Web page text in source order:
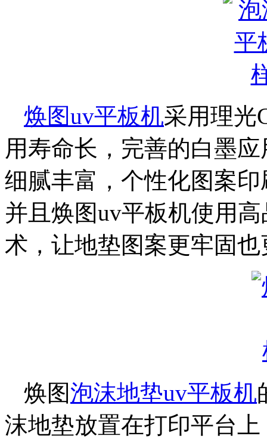
焕图uv平板机采用理光
用寿命长，完善的白墨
细腻丰富，个性化图案
并且焕图uv平板机使用
术，让地垫图案更牢固
焕图泡沫地垫uv平板机
沫地垫放置在打印平台